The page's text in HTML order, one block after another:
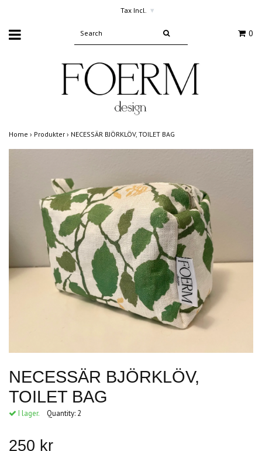
Tax Incl. ▾
0
Home › Produkter › NECESSÄR BJÖRKLÖV, TOILET BAG
NECESSÄR BJÖRKLÖV,
TOILET BAG
I lager. Quantity: 2
250 kr